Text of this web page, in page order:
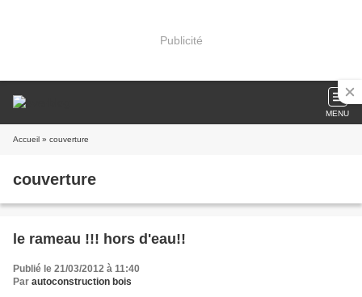
Publicité
MENU
Accueil » couverture
couverture
le rameau !!! hors d'eau!!
Publié le 21/03/2012 à 11:40
Par autoconstruction bois